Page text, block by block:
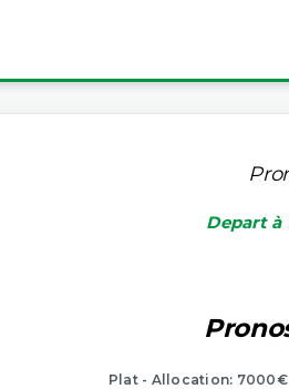
Depart à
Plat - Allocation: 7000€